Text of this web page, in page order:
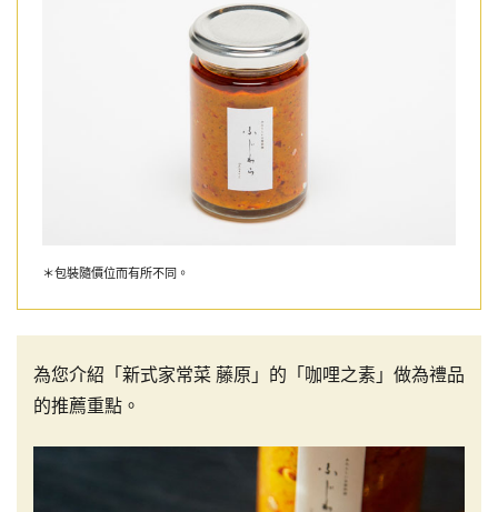
＊包裝隨價位而有所不同。
為您介紹「新式家常菜 藤原」的「咖哩之素」做為禮品
的推薦重點。